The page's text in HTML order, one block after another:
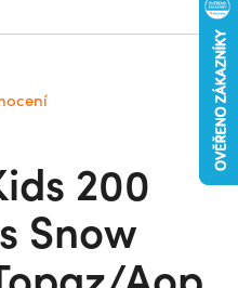
200
Snow